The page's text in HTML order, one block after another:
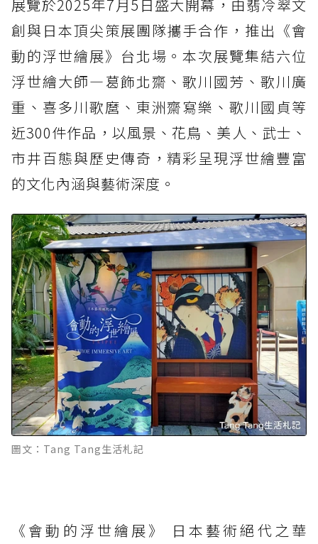
展覽於2025年7月5日盛大開幕，由翡冷翠文
創與日本頂尖策展團隊攜手合作，推出《會
動的浮世繪展》台北場。本次展覽集結六位
浮世繪大師—葛飾北齋、歌川國芳、歌川廣
重、喜多川歌麿、東洲齋寫樂、歌川國貞等
近300件作品，以風景、花鳥、美人、武士、
市井百態與歷史傳奇，精彩呈現浮世繪豐富
的文化內涵與藝術深度。
圖文：Tang Tang生活札記
《會動的浮世繪展》 日本藝術絕代之華